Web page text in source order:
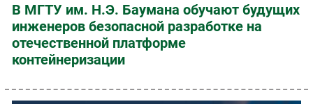
В МГТУ им. Н.Э. Баумана обучают будущих
инженеров безопасной разработке на
отечественной платформе
контейнеризации